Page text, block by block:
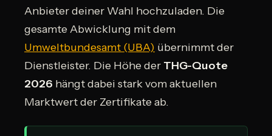
Anbieter deiner Wahl hochzuladen. Die
gesamte Abwicklung mit dem
Umweltbundesamt (UBA) übernimmt der
Dienstleister. Die Höhe der THG-Quote
2026 hängt dabei stark vom aktuellen
Marktwert der Zertifikate ab.